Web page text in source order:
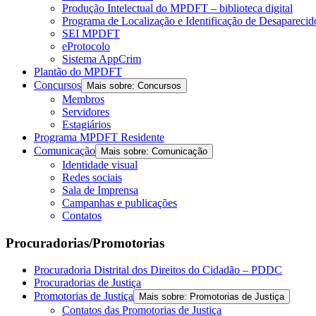
Produção Intelectual do MPDFT – biblioteca digital
Programa de Localização e Identificação de
SEI MPDFT
eProtocolo
Sistema AppCrim
Plantão do MPDFT
Concursos
Mais sobre: Concursos
Membros
Servidores
Estagiários
Programa MPDFT Residente
Comunicação
Mais sobre: Comunicação
Identidade visual
Redes sociais
Sala de Imprensa
Campanhas e publicações
Contatos
Procuradorias/Promotorias
Procuradoria Distrital dos Direitos do Cidadão – PDDC
Procuradorias de Justiça
Promotorias de Justiça
Mais sobre: Promotorias de Justiça
Contatos das Promotorias de Justiça